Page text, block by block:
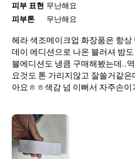
피부 표현 무난해요
피부톤
무난해요
헤라 색조메이크업 화장품은 항
데이 에디션으로 나온 블러셔 밤
블에디션도 냉큼 구매해봤는데..
요것도 톤 가리지않고 잘쓸거같
아요ㅎㅎ색감 넘 이뻐서 자주손이